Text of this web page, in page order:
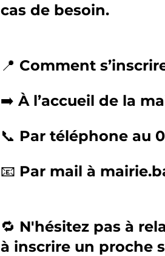
cas de besoin.
📍 Comment
➡️ À l’accueil de la
📞 Par téléphone au
📧 Par mail à
🔁 N'hésitez pas à
à inscrire un proche